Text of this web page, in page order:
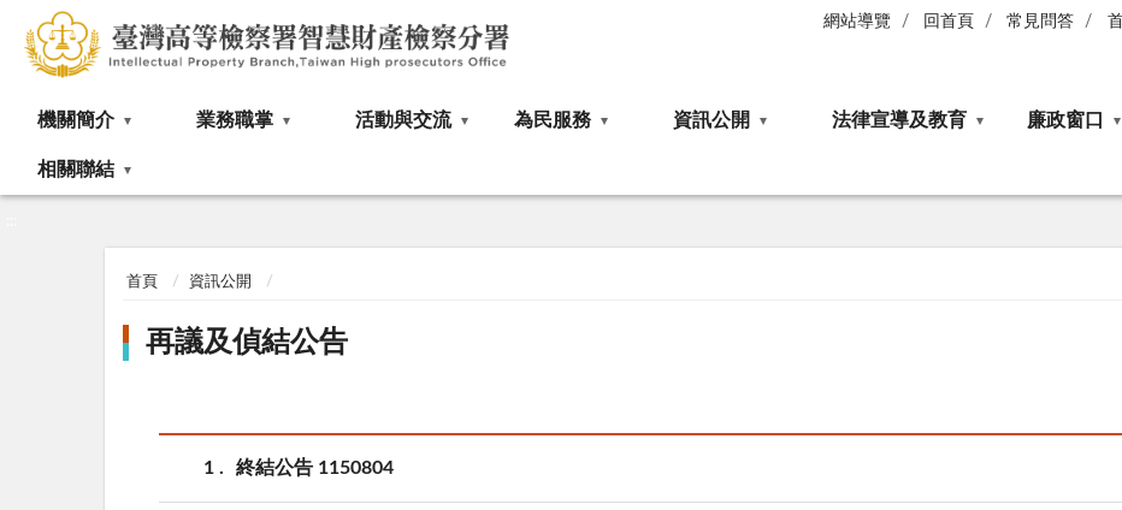
網站導覽 回首頁 常見問答
機關簡介 業務職掌 活動與交流 為民服務 資訊公開 法律宣導及教育 廉政窗口
相關聯結
首頁 資訊公開
再議及偵結公告
1 終結公告 1150804